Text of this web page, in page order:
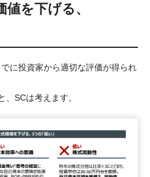
を下げる、
に投資家から適切な評価が得られ
SCは考えます。